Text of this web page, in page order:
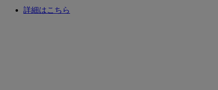
詳細はこちら